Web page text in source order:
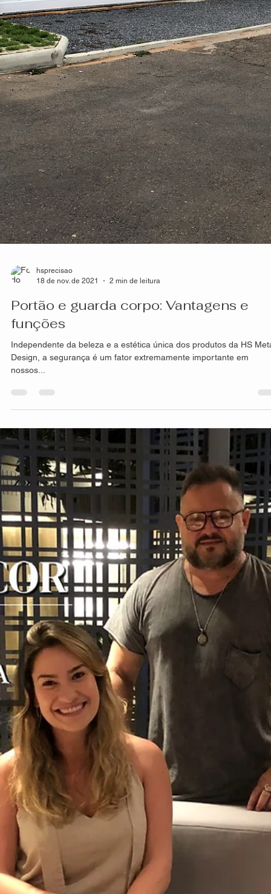
hsprecisao
18 de nov. de 2021
2 min de leitura
Portão e guarda corpo: Vantagens e
funções
Independente da beleza e a estética única dos produtos da HS
Design, a segurança é um fator extremamente importante em
nossos...